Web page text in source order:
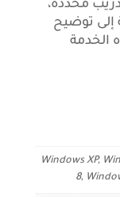
محددة،
إلى توضيح
الخدمة
Windows XP,
8,